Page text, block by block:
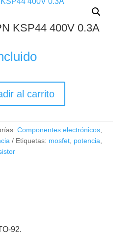
KSP44 400V 0.3A
al carrito
Componentes electrónicos,
Etiquetas: mosfet, potencia
92.